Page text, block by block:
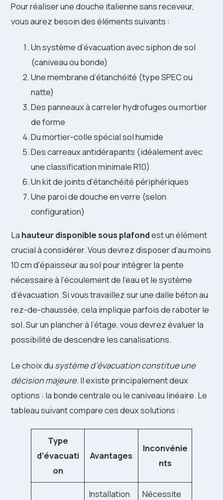
Pour réaliser une douche italienne sans receveur,
vous aurez besoin des éléments suivants :
Un système d’évacuation avec siphon de sol
(caniveau ou bonde)
Une membrane d’étanchéité (type SPEC ou
natte)
Des panneaux à carreler hydrofuges ou mortier
de forme
Du mortier-colle spécial sol humide
Des carreaux antidérapants (idéalement avec
une classification minimale R10)
Un kit de joints d’étanchéité périphériques
Une paroi de douche en verre (selon
configuration)
La hauteur disponible sous plafondest un élément
crucial à considérer. Vous devrez disposer d’au moins
10 cm d’épaisseur au sol pour intégrer la pente
nécessaire à l’écoulement de l’eau et le système
d’évacuation. Si vous travaillez sur une dalle béton au
rez-de-chaussée, cela implique parfois de raboter le
sol. Sur un plancher à l’étage, vous devrez évaluer la
possibilité de descendre les canalisations.
Le choix du système d’évacuation constitue une
décision majeure. Il existe principalement deux
options : la bonde centrale ou le caniveau linéaire. Le
tableau suivant compare ces deux solutions :
Type
d’évacuati
on
Avantages
Inconvénie
nts
Installation Nécessite